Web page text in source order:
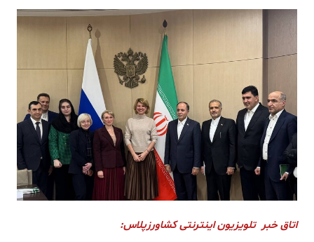
اتاق خبر تلویزیون اینترنتی کشاورزپلاس: